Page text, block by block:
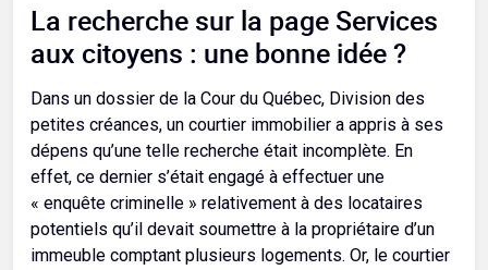
La recherche sur la page Services
aux citoyens : une bonne idée ?
Dans un dossier de la Cour du Québec, Division des
petites créances, un courtier immobilier a appris à ses
dépens qu’une telle recherche était incomplète. En
effet, ce dernier s’était engagé à effectuer une
« enquête criminelle » relativement à des locataires
potentiels qu’il devait soumettre à la propriétaire d’un
immeuble comptant plusieurs logements. Or, le courtier